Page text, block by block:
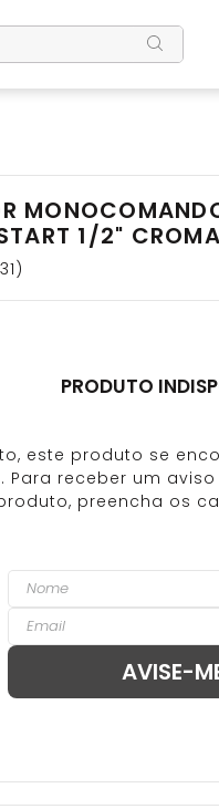
1/2"
PRODUTO